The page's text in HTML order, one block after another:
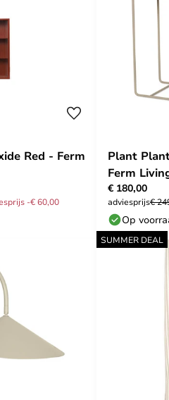
Red - Ferm
-€ 60,00
Plant
Ferm
€ 180,00
adviesprijs€
Op
SUMMER DEAL